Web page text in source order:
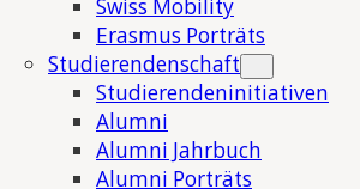
Swiss Mobility
Erasmus Porträts
Studierendenschaft
Studierendeninitiativen
Alumni
Alumni Jahrbuch
Alumni Porträts